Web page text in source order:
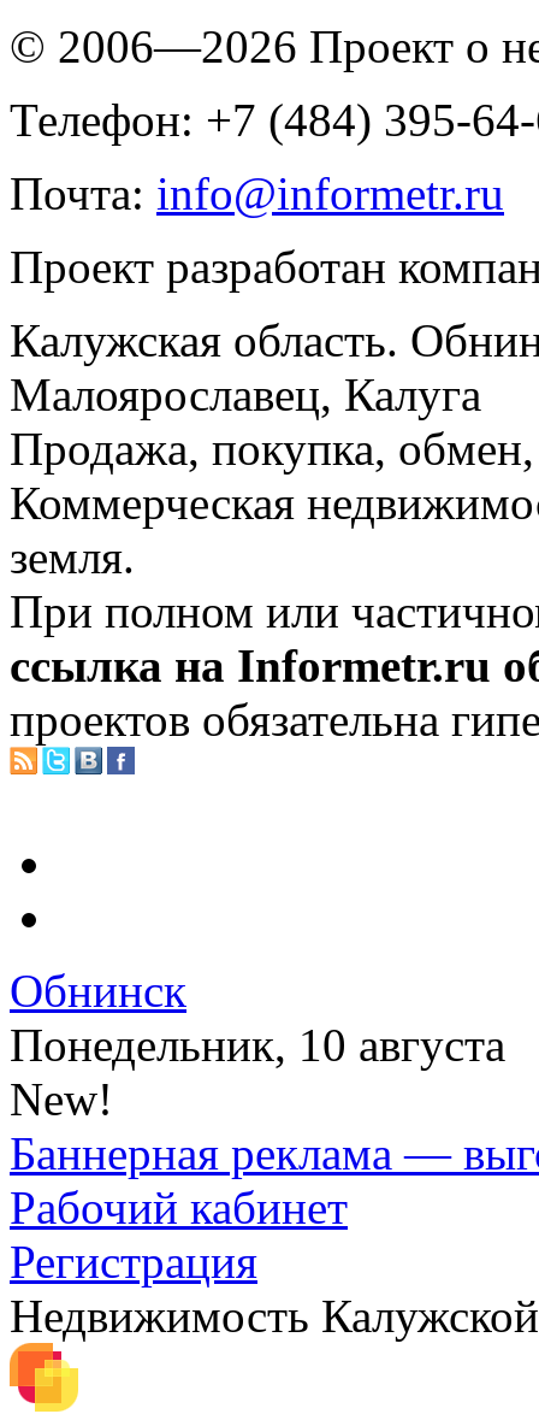
© 2006—2026 Проект о
Телефон: +7 (484) 395-
Почта: info@informetr.ru
Проект разработан
Калужская область.
Малоярославец, Калуга
Продажа, покупка, обмен,
Коммерческая
земля.
При полном или
ссылка на Informetr.ru
проектов обязательна
Обнинск
Понедельник, 10 августа
New!
Баннерная реклама —
Рабочий кабинет
Регистрация
Недвижимость